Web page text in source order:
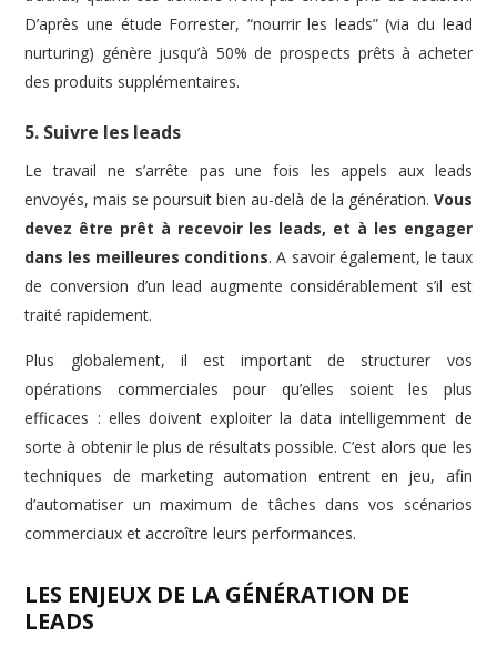
D’après une étude Forrester, “nourrir les leads” (via du lead
nurturing) génère jusqu’à 50% de prospects prêts à acheter
des produits supplémentaires.
5. Suivre les leads
Le travail ne s’arrête pas une fois les appels aux leads
envoyés, mais se poursuit bien au-delà de la génération. Vous
devez être prêt à recevoir les leads, et à les engager
dans les meilleures conditions. A savoir également, le taux
de conversion d’un lead augmente considérablement s’il est
traité rapidement.
Plus globalement, il est important de structurer vos
opérations commerciales pour qu’elles soient les plus
efficaces : elles doivent exploiter la data intelligemment de
sorte à obtenir le plus de résultats possible. C’est alors que les
techniques de marketing automation entrent en jeu, afin
d’automatiser un maximum de tâches dans vos scénarios
commerciaux et accroître leurs performances.
LES ENJEUX DE LA GÉNÉRATION DE
LEADS